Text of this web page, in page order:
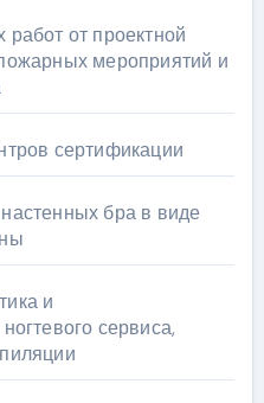
от проектной
мероприятий и
сертификации
бра в виде
и
сервиса,